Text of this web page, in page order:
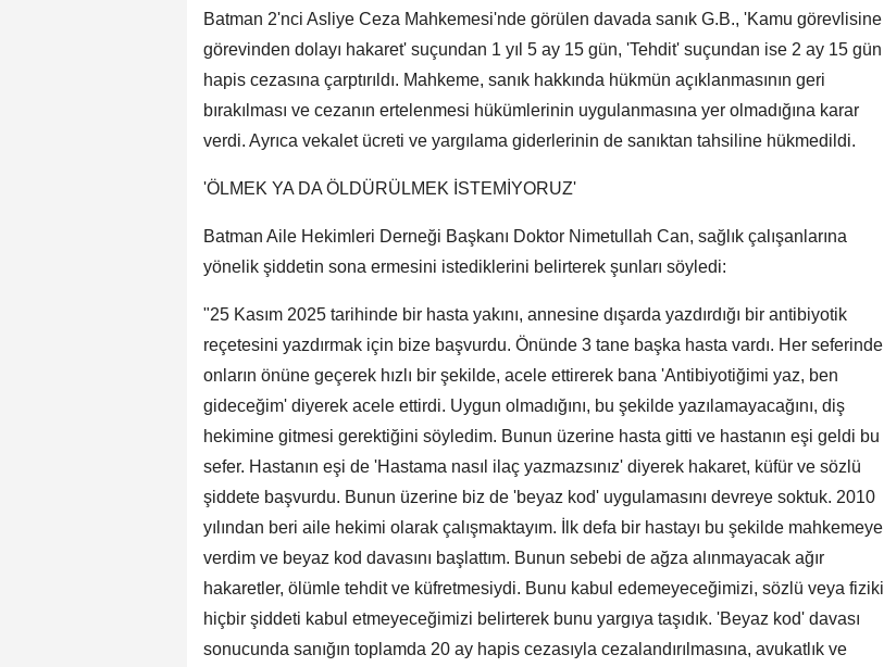
Batman 2'nci Asliye Ceza Mahkemesi'nde görülen davada sanık G.B., 'Kamu görevlisine
görevinden dolayı hakaret' suçundan 1 yıl 5 ay 15 gün, 'Tehdit' suçundan ise 2 ay 15 gün
hapis cezasına çarptırıldı. Mahkeme, sanık hakkında hükmün açıklanmasının geri
bırakılması ve cezanın ertelenmesi hükümlerinin uygulanmasına yer olmadığına karar
verdi. Ayrıca vekalet ücreti ve yargılama giderlerinin de sanıktan tahsiline hükmedildi.
'ÖLMEK YA DA ÖLDÜRÜLMEK İSTEMİYORUZ'
Batman Aile Hekimleri Derneği Başkanı Doktor Nimetullah Can, sağlık çalışanlarına
yönelik şiddetin sona ermesini istediklerini belirterek şunları söyledi:
"25 Kasım 2025 tarihinde bir hasta yakını, annesine dışarda yazdırdığı bir antibiyotik
reçetesini yazdırmak için bize başvurdu. Önünde 3 tane başka hasta vardı. Her seferinde
onların önüne geçerek hızlı bir şekilde, acele ettirerek bana 'Antibiyotiğimi yaz, ben
gideceğim' diyerek acele ettirdi. Uygun olmadığını, bu şekilde yazılamayacağını, diş
hekimine gitmesi gerektiğini söyledim. Bunun üzerine hasta gitti ve hastanın eşi geldi bu
sefer. Hastanın eşi de 'Hastama nasıl ilaç yazmazsınız' diyerek hakaret, küfür ve sözlü
şiddete başvurdu. Bunun üzerine biz de 'beyaz kod' uygulamasını devreye soktuk. 2010
yılından beri aile hekimi olarak çalışmaktayım. İlk defa bir hastayı bu şekilde mahkemeye
verdim ve beyaz kod davasını başlattım. Bunun sebebi de ağza alınmayacak ağır
hakaretler, ölümle tehdit ve küfretmesiydi. Bunu kabul edemeyeceğimizi, sözlü veya fiziki
hiçbir şiddeti kabul etmeyeceğimizi belirterek bunu yargıya taşıdık. 'Beyaz kod' davası
sonucunda sanığın toplamda 20 ay hapis cezasıyla cezalandırılmasına, avukatlık ve